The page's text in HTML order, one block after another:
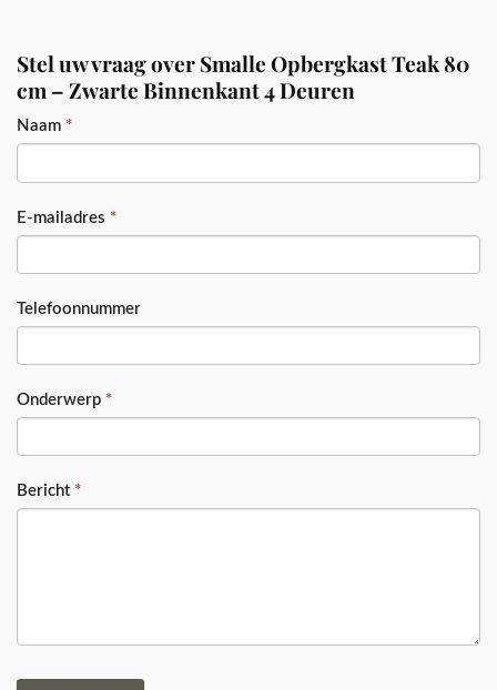
Stel uw vraag over Smalle Opbergkast Teak 80
cm – Zwarte Binnenkant 4 Deuren
PRODUCT
Naam *
E-mailadres *
Telefoonnummer
Onderwerp *
Bericht *